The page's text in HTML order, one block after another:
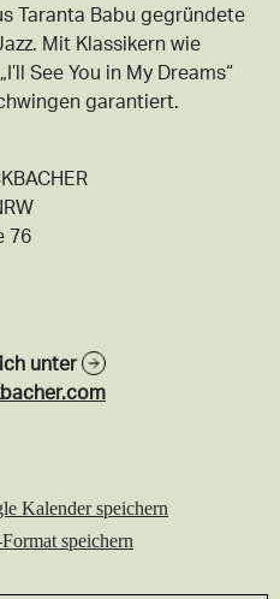
Taranta Babu gegründete
Mit Klassikern wie
See You in My Dreams“
garantiert.
76
unter
Kalender speichern
speichern